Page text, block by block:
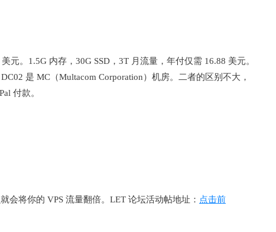
元。1.5G 内存，30G SSD，3T 月流量，年付仅需 16.88 美元。
是 MC（Multacom Corporation）机房。二者的区别不大，
付款。
会将你的 VPS 流量翻倍。LET 论坛活动帖地址： 点击前